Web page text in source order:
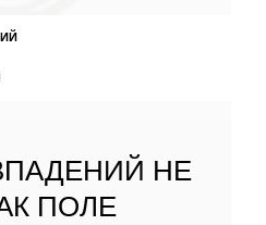
НЕ
ПОЛЕ